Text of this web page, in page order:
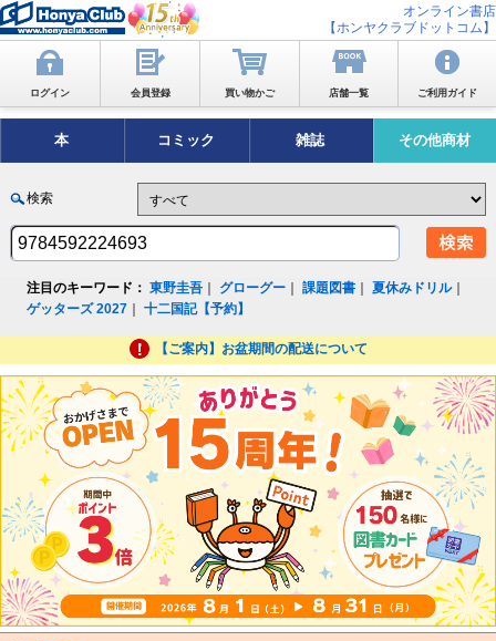
オンライン書店
【ホンヤクラブドットコム】
ログイン 会員登録 買い物かご 店舗一覧 ご利用ガイド
本 コミック 雑誌 その他商材
検索
注目のキーワード： 東野圭吾 グローグー ｜課題図書 ｜夏休みドリル｜
ゲッターズ 2027 ｜十二国記【予約】
【ご案内】お盆期間の配送について